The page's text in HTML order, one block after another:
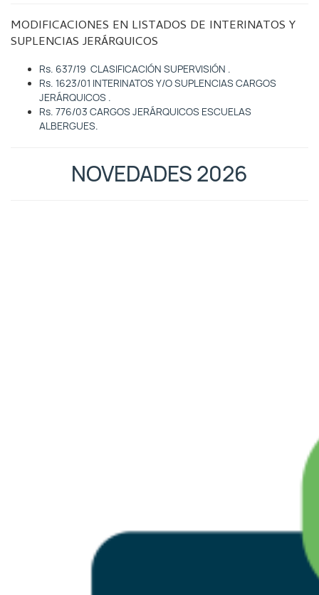
MODIFICACIONES EN LISTADOS DE INTERINATOS Y
SUPLENCIAS JERÁRQUICOS
Rs. 637/19 CLASIFICACIÓN SUPERVISIÓN .
Rs. 1623/01 INTERINATOS Y/O SUPLENCIAS CARGOS
JERÁRQUICOS .
Rs. 776/03 CARGOS JERÁRQUICOS ESCUELAS
ALBERGUES.
NOVEDADES 2026